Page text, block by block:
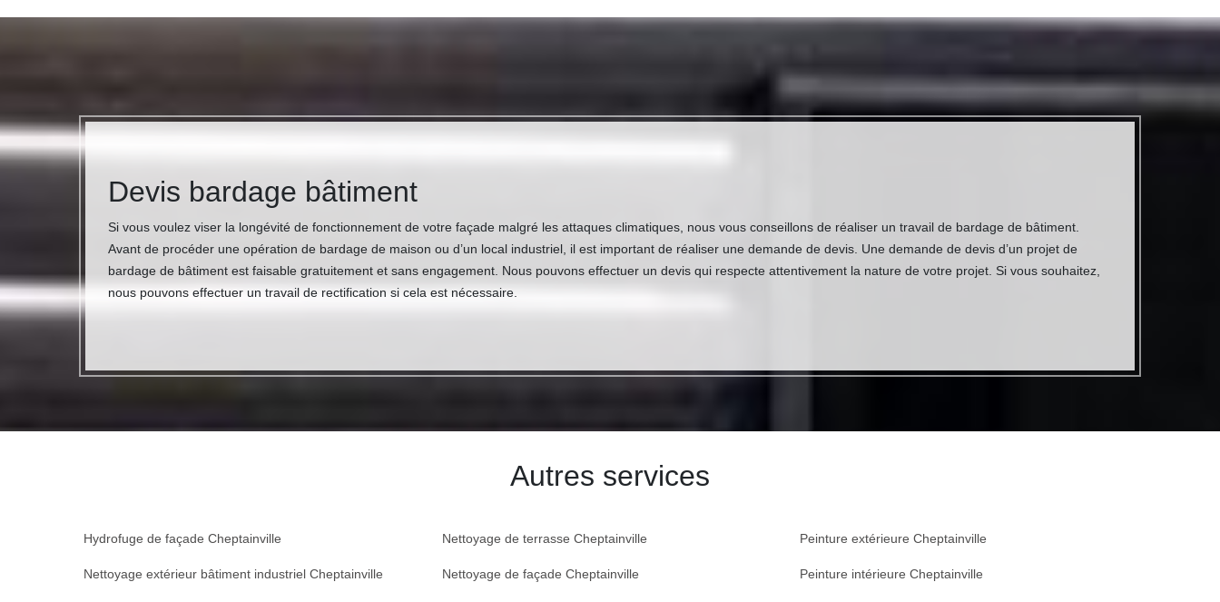
Devis bardage bâtiment
Si vous voulez viser la longévité de fonctionnement de votre façade malgré les attaques climatiques, nous vous conseillons de réaliser un travail de bardage de bâtiment.
Avant de procéder une opération de bardage de maison ou d’un local industriel, il est important de réaliser une demande de devis. Une demande de devis d’un projet de
bardage de bâtiment est faisable gratuitement et sans engagement. Nous pouvons effectuer un devis qui respecte attentivement la nature de votre projet. Si vous souhaitez,
nous pouvons effectuer un travail de rectification si cela est nécessaire.
Autres services
Hydrofuge de façade Cheptainville
Nettoyage extérieur bâtiment industriel Cheptainville
Nettoyage de terrasse Cheptainville
Nettoyage de façade Cheptainville
Peinture extérieure Cheptainville
Peinture intérieure Cheptainville